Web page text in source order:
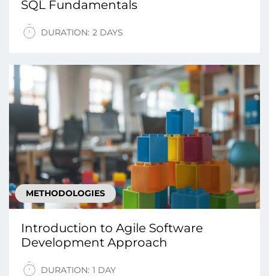
SQL Fundamentals
DURATION: 2 DAYS
METHODOLOGIES
Introduction tо Agile Software
Development Approach
DURATION: 1 DAY